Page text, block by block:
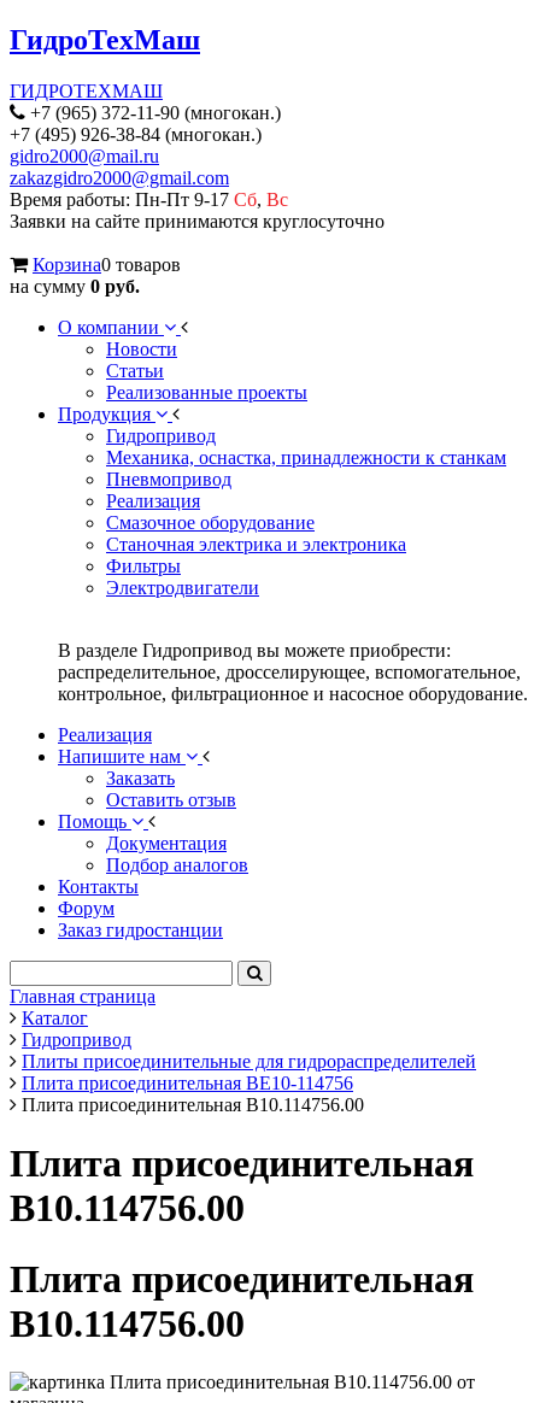
ГидроТехМаш
ГИДРОТЕХМАШ
+7 (965) 372-11-90 (многокан.)
+7 (495) 926-38-84 (многокан.)
gidro2000@mail.ru
zakazgidro2000@gmail.com
Время работы: Пн-Пт 9-17 Сб, Вс
Заявки на сайте принимаются круглосуточно
Корзина0 товаров
на сумму 0 руб.
О компании
Новости
Статьи
Реализованные проекты
Продукция
Гидропривод
Механика, оснастка, принадлежности к станкам
Пневмопривод
Реализация
Смазочное оборудование
Станочная электрика и электроника
Фильтры
Электродвигатели
В разделе Гидропривод вы можете приобрести:
распределительное, дросселирующее, вспомогательное,
контрольное, фильтрационное и насосное оборудование.
Реализация
Напишите нам
Заказать
Оставить отзыв
Помощь
Документация
Подбор аналогов
Контакты
Форум
Заказ гидростанции
Главная страница
Каталог
Гидропривод
Плиты присоединительные для гидрораспределителей
Плита присоединительная ВЕ10-114756
Плита присоединительная В10.114756.00
Плита присоединительная
В10.114756.00
Плита присоединительная
В10.114756.00